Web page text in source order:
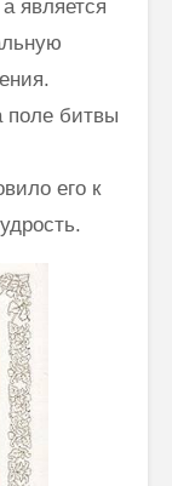
является
поле битвы
его к